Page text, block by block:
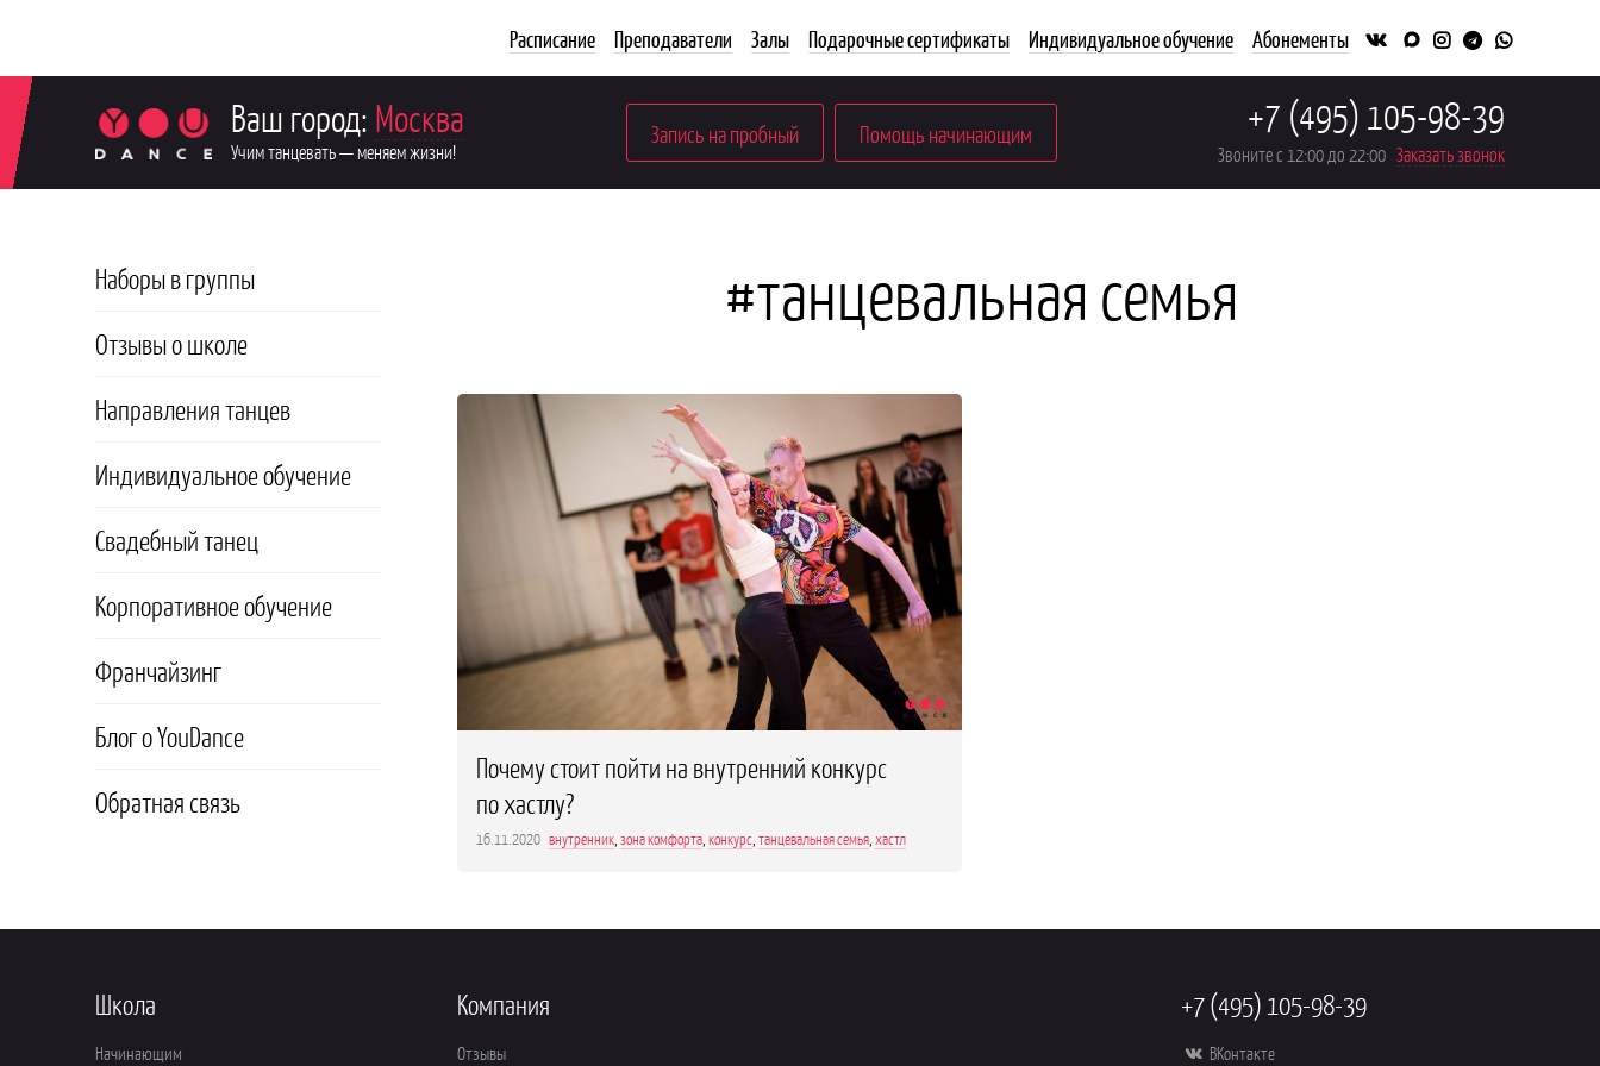
Расписание Преподаватели Залы Подарочные сертификаты Индивидуальное обучение Абонементы
Ваш город: Москва
Учим танцевать — меняем жизни!
Запись на пробный Помощь начинающим +7 (495) 105-98-39
Звоните с 12:00 до 22:00 Заказать звонок
Наборы в группы
Отзывы о школе
Направления танцев
Индивидуальное обучение
Свадебный танец
Корпоративное обучение
Франчайзинг
Блог о YouDance
Обратная связь
#танцевальная семья
Почему стоит пойти на внутренний конкурс
по хастлу?
16.11.2020 внутренник зона комфорта конкурс танцевальная семья хастл
Школа
Начинающим
Компания
Отзывы
+7 (495) 105-98-39
ВКонтакте